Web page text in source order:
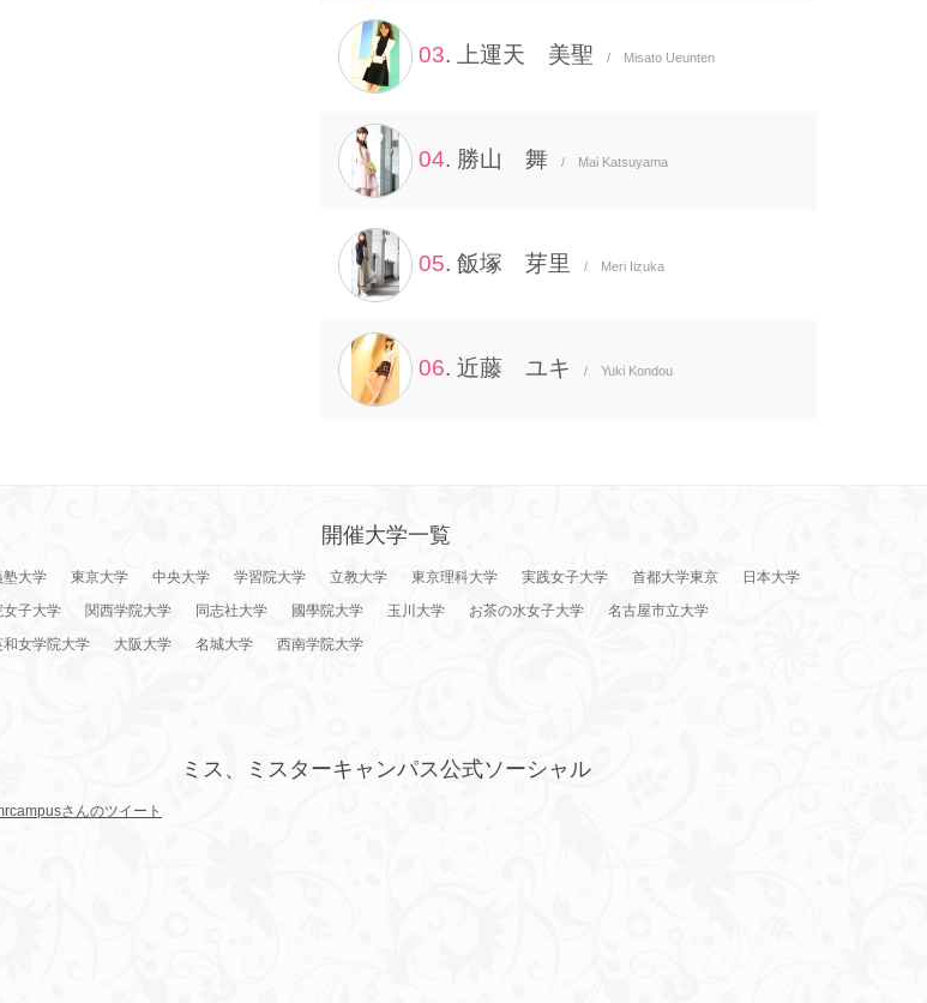
03. 上運天 美聖 / Misato Ueunten
04. 勝山 舞 / Mai Katsuyama
05. 飯塚 芽里 / Meri Iizuka
06. 近藤 ユキ / Yuki Kondou
開催大学一覧
塾大学 東京大学 中央大学 学習院大学 立教大学 東京理科大学 実践女子大学 首都大学東京
日本大学
女子大学
関西学院大学 同志社大学 國學院大学 玉川大学 お茶の水女子大学
名古屋市立大学
和女学院大学
大阪大学 名城大学 西南学院大学
ミス、ミスターキャンパス公式ソーシャル
さんのツイート